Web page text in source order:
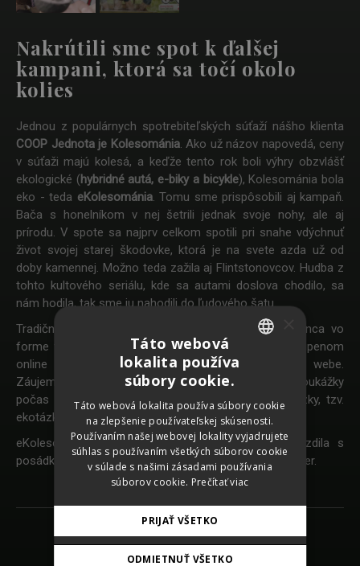
Nakrútili sme spot k ďalšej
kampani, ktorá sa točí okolo
kolies
Jednou z populárnych spotrebiteľských súťaží nášho klienta
COOP Jednota je Kolesománia. Ako už názov napovedá, ceny
v súťaži majú kolesá, a keďže tento rok boli výhry obzvlášť
ekologické (hybridné autá, e-biky a bicykle), Kolesománia bola
eko - teda eKolesománia. Tomu sme prispôsobili aj kampaň.
Bača s honelníkom v nej šetrili jednak svoje nohy, ale aj
prírodu. V spote sa najprv celkom spotili pri snahe vdýchnuť
život svojej starej škodovke, ktorá je na svete azda už od
doby kamennej. Možno teda zažila aj Flintstonovcov. Hudba z
tohto kultového seriálu, kde sa autami doslova chodilo, sa
nám hodila, tak sme ju nahodili do ľudového šatu.
Tradične vtipnému TV spotu sme splodili aj súrodenca vo
forme tradične vtipného rozhlasového spotu. Vo vykúpenom
online priestore dostala svoj priestor aj súťaž na webe.
Záujemci o ďalší e-bike, hoverboard a nákupné poukážky
počas dvoch týždňov denne odpovedali na eko otázky, tzv.
ekotázky.
eKolesománia prebehla bez nehody a v cieli zabrzdila s
posádkou nových majiteľov krásnych ekolesových výhier.
Späť na zoznam prác
GERMAN
ENGLISH
Táto webová
lokalita používa
súbory cookie.
Táto webová lokalita používa súbory cookie
na zlepšenie používateľskej skúsenosti.
Používaním našej webovej lokality vyjadrujete
súhlas s používaním všetkých súborov cookie
v súlade s našimi zásadami používania
súborov cookie. Prečítať viac
PRIJAŤ VŠETKO
ODMIETNUŤ VŠETKO